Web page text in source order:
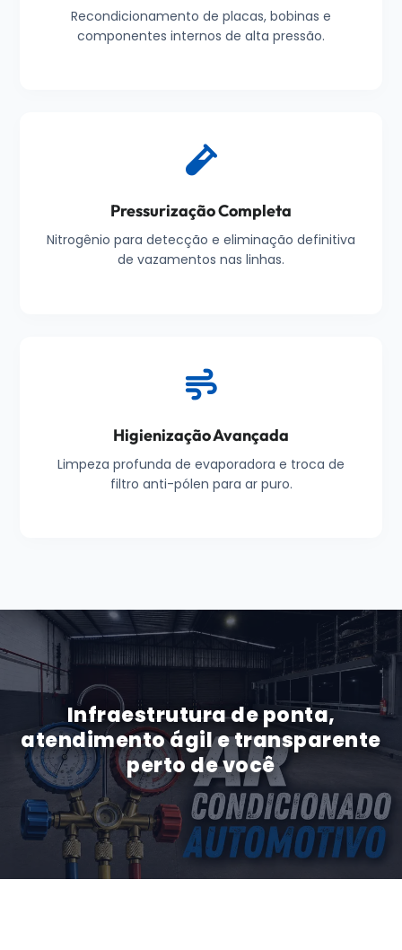
Recondicionamento de placas, bobinas e
componentes internos de alta pressão.
Pressurização Completa
Nitrogênio para detecção e eliminação definitiva
de vazamentos nas linhas.
Higienização Avançada
Limpeza profunda de evaporadora e troca de
filtro anti-pólen para ar puro.
Infraestrutura de ponta,
atendimento ágil e transparente
perto de você